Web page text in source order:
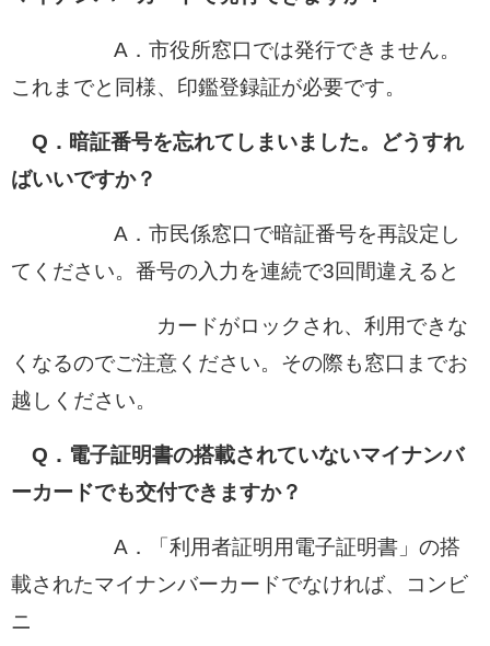
A．市役所窓口では発行できません。
これまでと同様、印鑑登録証が必要です。
Q．暗証番号を忘れてしまいました。どうすれ
ばいいですか？
A．市民係窓口で暗証番号を再設定し
てください。番号の入力を連続で3回間違えると
カードがロックされ、利用できな
くなるのでご注意ください。その際も窓口までお
越しください。
Q．電子証明書の搭載されていないマイナンバ
ーカードでも交付できますか？
A．「利用者証明用電子証明書」の搭
載されたマイナンバーカードでなければ、コンビ
ニ